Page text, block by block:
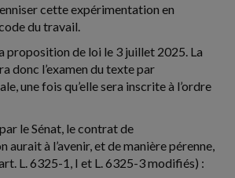
cette expérimentation en
du travail.
proposition de loi le 3 juillet 2025. La
donc l’examen du texte par
une fois qu’elle sera inscrite à l’ordre
le Sénat, le contrat de
à l’avenir, et de manière pérenne,
L. 6325-1, I et L. 6325-3 modifiés) :